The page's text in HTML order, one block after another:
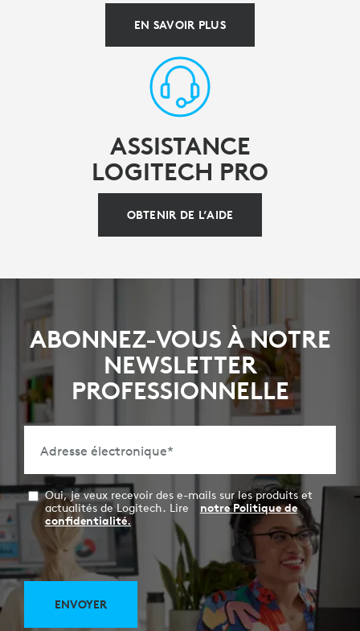
EN SAVOIR PLUS
ASSISTANCE
LOGITECH PRO
OBTENIR DE L’AIDE
ABONNEZ-VOUS À NOTRE
NEWSLETTER
PROFESSIONNELLE
Adresse électronique*
Oui, je veux recevoir des e-mails sur les produits et
actualités de Logitech. Lire
notre Politique de
confidentialité.
ENVOYER